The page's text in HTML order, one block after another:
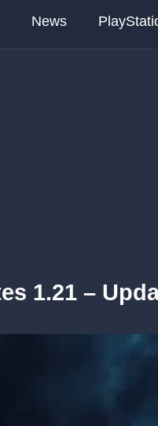
News
1.21 –